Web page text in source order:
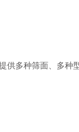
种筛面、多种型